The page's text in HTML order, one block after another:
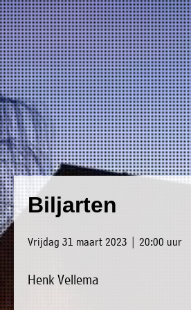
Biljarten
Vrijdag 31 maart 2023 | 20:00 uur
Henk Vellema
»
Home
Luxwoude.net
website@luxwoude.net
Plaatselijk
belang
dit